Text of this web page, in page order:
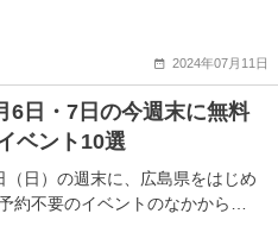
2024年07月11日
6日・7日の今週末に無料
ベント10選
日）の週末に、広島県をはじめ
約不要のイベントのなかから…